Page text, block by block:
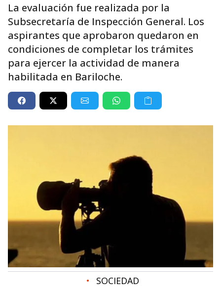
La evaluación fue realizada por la
Subsecretaría de Inspección General. Los
aspirantes que aprobaron quedaron en
condiciones de completar los trámites
para ejercer la actividad de manera
habilitada en Bariloche.
• SOCIEDAD